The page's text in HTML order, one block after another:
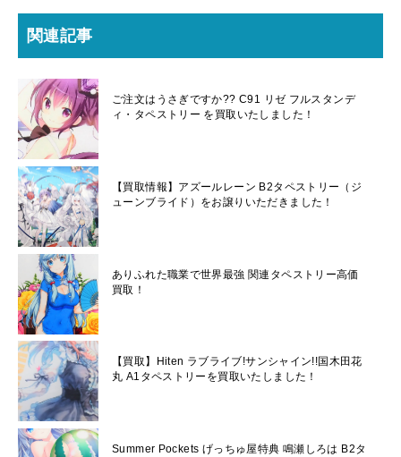
関連記事
ご注文はうさぎですか?? C91 リゼ フルスタンデ
ィ・タペストリー を買取いたしました！
【買取情報】アズールレーン B2タペストリー（ジ
ューンブライド）をお譲りいただきました！
ありふれた職業で世界最強 関連タペストリー高価
買取！
【買取】Hiten ラブライブ!サンシャイン!!国木田花
丸 A1タペストリーを買取いたしました！
Summer Pockets げっちゅ屋特典 鳴瀬しろは B2タ